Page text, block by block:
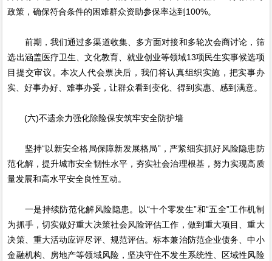
政策，确保符合条件的困难群众资助参保率达到100%。
前期，我们通过多渠道收集、多方面对接和多轮次会商讨论，筛
选出涵盖医疗卫生、文化教育、就业创业等领域13项民生实事候选项
目提交审议。本次人代会票决后，我们将认真组织实施，把实事办
实、好事办好、难事办妥，让群众看到变化、得到实惠、感到满意。
(六)不遗余力强化除险保安筑牢安全防护墙
坚持“以新安全格局保障新发展格局”，严紧细实抓好风险隐患防
范化解，提升城市安全韧性水平，夯实社会治理根基，努力实现高质
量发展和高水平安全良性互动。
一是持续防范化解风险隐患。以“十个零发生”和“五全”工作机制
为抓手，切实做好重大决策社会风险评估工作，做到重大项目、重大
决策、重大活动应评尽评、规范评估。标本兼治防范企业债务、中小
金融机构、房地产等领域风险，坚决守住不发生系统性、区域性风险